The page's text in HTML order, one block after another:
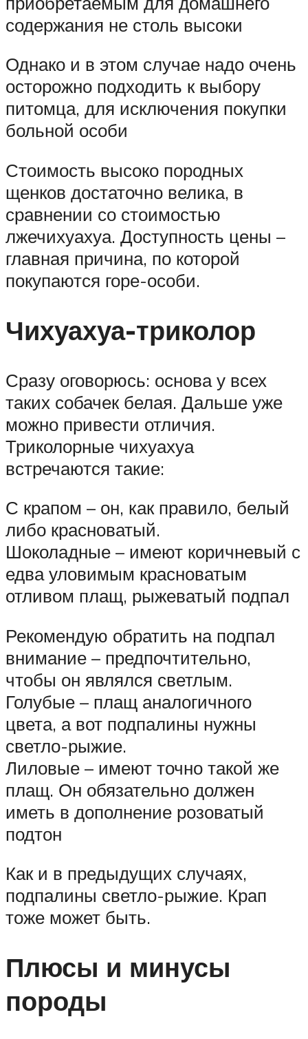
содержания не столь высоки
Однако и в этом случае надо очень
осторожно подходить к выбору
питомца, для исключения покупки
больной особи
Стоимость высоко породных
щенков достаточно велика, в
сравнении со стоимостью
лжечихуахуа. Доступность цены –
главная причина, по которой
покупаются горе-особи.
Чихуахуа-триколор
Сразу оговорюсь: основа у всех
таких собачек белая. Дальше уже
можно привести отличия.
Триколорные чихуахуа
встречаются такие:
С крапом – он, как правило, белый
либо красноватый.
Шоколадные – имеют коричневый с
едва уловимым красноватым
отливом плащ, рыжеватый подпал
Рекомендую обратить на подпал
внимание – предпочтительно,
чтобы он являлся светлым.
Голубые – плащ аналогичного
цвета, а вот подпалины нужны
светло-рыжие.
Лиловые – имеют точно такой же
плащ. Он обязательно должен
иметь в дополнение розоватый
подтон
Как и в предыдущих случаях,
подпалины светло-рыжие. Крап
тоже может быть.
Плюсы и минусы
породы